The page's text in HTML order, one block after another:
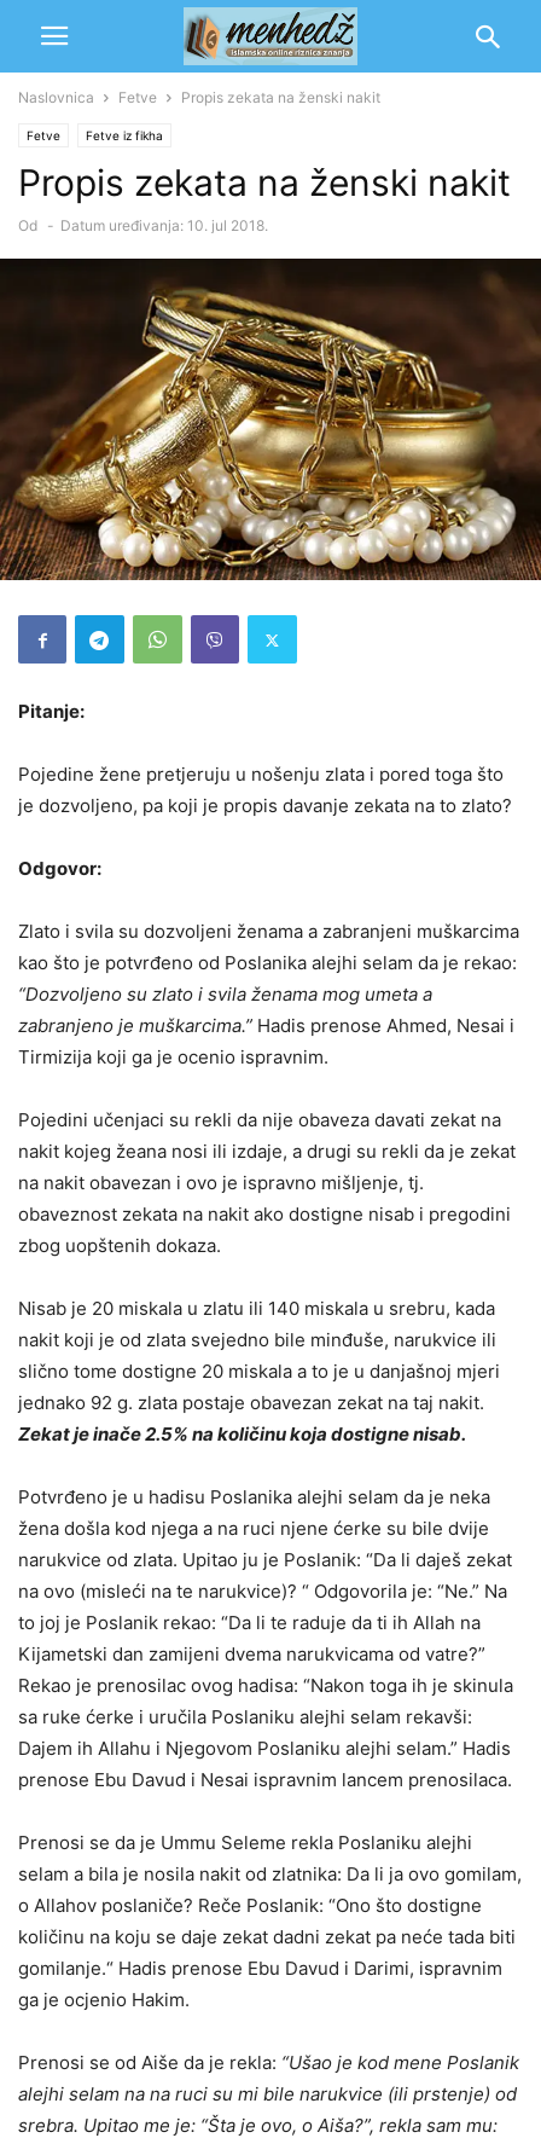
Naslovnica Fetve Propis zekata na ženski nakit
Fetve Fetve iz fikha
Propis zekata na ženski nakit
Od - Datum uređivanja: 10. jul 2018.
Pitanje:
Pojedine žene pretjeruju u nošenju zlata i pored toga što
je dozvoljeno, pa koji je propis davanje zekata na to zlato?
Odgovor:
Zlato i svila su dozvoljeni ženama a zabranjeni muškarcima
kao što je potvrđeno od Poslanika alejhi selam da je rekao:
“Dozvoljeno su zlato i svila ženama mog umeta a
zabranjeno je muškarcima.” Hadis prenose Ahmed, Nesai i
Tirmizija koji ga je ocenio ispravnim.
Pojedini učenjaci su rekli da nije obaveza davati zekat na
nakit kojeg žeana nosi ili izdaje, a drugi su rekli da je zekat
na nakit obavezan i ovo je ispravno mišljenje, tj.
obaveznost zekata na nakit ako dostigne nisab i pregodini
zbog uopštenih dokaza.
Nisab je 20 miskala u zlatu ili 140 miskala u srebru, kada
nakit koji je od zlata svejedno bile minđuše, narukvice ili
slično tome dostigne 20 miskala a to je u danjašnoj mjeri
jednako 92 g. zlata postaje obavezan zekat na taj nakit.
Zekat je inače 2.5% na količinu koja dostigne nisab.
Potvrđeno je u hadisu Poslanika alejhi selam da je neka
žena došla kod njega a na ruci njene ćerke su bile dvije
narukvice od zlata. Upitao ju je Poslanik: “Da li daješ zekat
na ovo (misleći na te narukvice)? “ Odgovorila je: “Ne.” Na
to joj je Poslanik rekao: “Da li te raduje da ti ih Allah na
Kijametski dan zamijeni dvema narukvicama od vatre?”
Rekao je prenosilac ovog hadisa: “Nakon toga ih je skinula
sa ruke ćerke i uručila Poslaniku alejhi selam rekavši:
Dajem ih Allahu i Njegovom Poslaniku alejhi selam.” Hadis
prenose Ebu Davud i Nesai ispravnim lancem prenosilaca.
Prenosi se da je Ummu Seleme rekla Poslaniku alejhi
selam a bila je nosila nakit od zlatnika: Da li ja ovo gomilam,
o Allahov poslaniče? Reče Poslanik: “Ono što dostigne
količinu na koju se daje zekat dadni zekat pa neće tada biti
gomilanje.“ Hadis prenose Ebu Davud i Darimi, ispravnim
ga je ocjenio Hakim.
Prenosi se od Aiše da je rekla: “Ušao je kod mene Poslanik
alejhi selam na na ruci su mi bile narukvice (ili prstenje) od
srebra. Upitao me je: “Šta je ovo, o Aiša?”, rekla sam mu: